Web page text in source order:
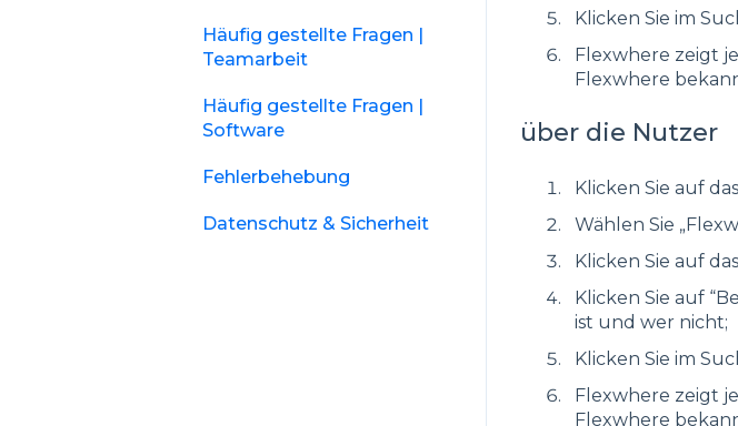
Klicken Sie im
Flexwhere zeigt
Flexwhere
über die Nutzer
Klicken Sie auf
Wählen Sie
Klicken Sie auf
Klicken Sie auf
ist und wer nicht;
Klicken Sie im
Flexwhere zeigt
Flexwhere
Häufig gestellte Fragen |
Teamarbeit
Häufig gestellte Fragen |
Software
Fehlerbehebung
Datenschutz & Sicherheit